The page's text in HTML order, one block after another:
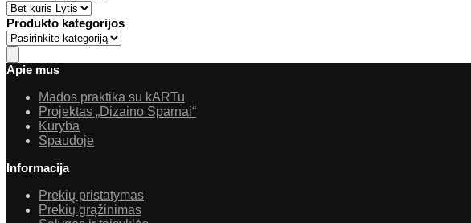
Produkto kategorijos
Apie mus
Mados praktika su kARTu
Projektas „Dizaino Sparnai“
Kūryba
Spaudoje
Informacija
Prekių pristatymas
Prekių grąžinimas